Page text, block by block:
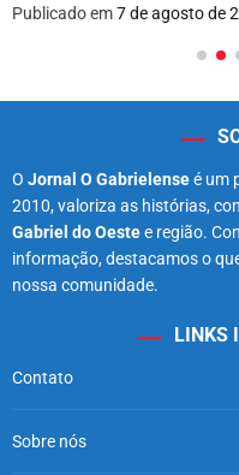
Publicado em7 de agosto de
O Jornal O Gabrielenseé um
2010, valoriza as histórias,
Gabriel do Oestee região.
informação, destacamos o
nossa comunidade.
LINKS
Contato
Sobre nós